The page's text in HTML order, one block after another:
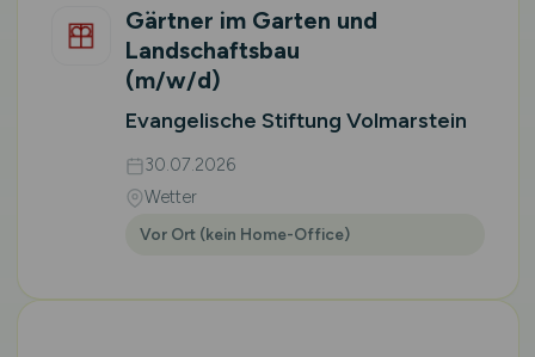
Gärtner im Garten und
Landschaftsbau
(m/w/d)
Evangelische Stiftung Volmarstein
30.07.2026
Wetter
Vor Ort (kein Home-Office)